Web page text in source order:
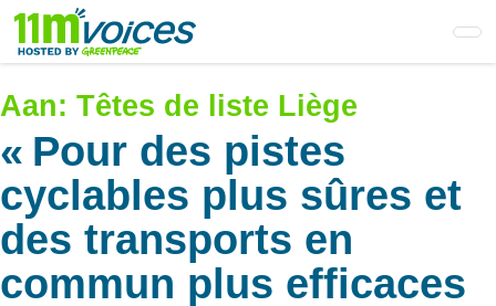
Skip
main
content
Aan: Têtes de liste Liège
« Pour des pistes
cyclables plus sûres et
des transports en
commun plus efficaces